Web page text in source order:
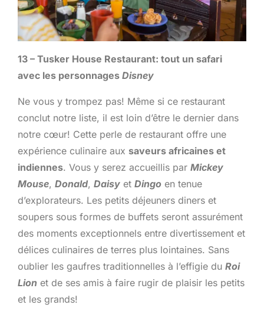
13 – Tusker House Restaurant: tout un safari
avec les personnages Disney
Ne vous y trompez pas! Même si ce restaurant
conclut notre liste, il est loin d’être le dernier dans
notre cœur! Cette perle de restaurant offre une
expérience culinaire aux saveurs africaines et
indiennes. Vous y serez accueillis par Mickey
Mouse, Donald, Daisy et Dingo en tenue
d’explorateurs. Les petits déjeuners diners et
soupers sous formes de buffets seront assurément
des moments exceptionnels entre divertissement et
délices culinaires de terres plus lointaines. Sans
oublier les gaufres traditionnelles à l’effigie du Roi
Lion et de ses amis à faire rugir de plaisir les petits
et les grands!